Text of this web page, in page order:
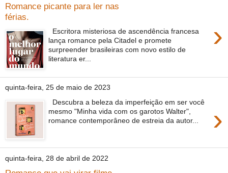
Romance picante para ler nas
férias.
›
Escritora misteriosa de ascendência francesa
lança romance pela Citadel e promete
surpreender brasileiras com novo estilo de
literatura er...
quinta-feira, 25 de maio de 2023
›
Descubra a beleza da imperfeição em ser você
mesmo "Minha vida com os garotos Walter",
romance contemporâneo de estreia da autor...
quinta-feira, 28 de abril de 2022